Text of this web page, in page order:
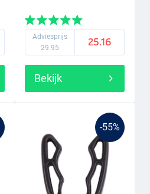
Adviesprijs
29.95
25.16
Bekijk
-55%